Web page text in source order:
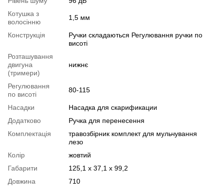
Котушка з
волосінню
1,5 мм
Конструкція
Ручки складаються Регулювання ручки по
висоті
Розташування
двигуна
(тримери)
нижнє
Регулювання
по висоті
80-115
Насадки
Насадка для скарификации
Додатково
Ручка для перенесення
Комплектація
травозбірник комплект для мульчування
лезо
Колір
жовтий
Габарити
125,1 х 37,1 х 99,2
Довжина
710